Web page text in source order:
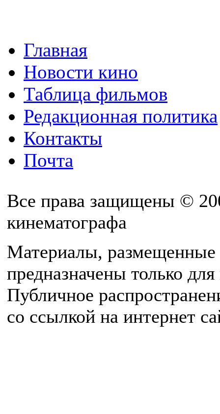
Главная
Новости кино
Таблица фильмов
Редакционная политика
Контакты
Почта
Все права защищены ©
кинематографа
Материалы, размещенные
предназначены только
Публичное
со ссылкой на интернет